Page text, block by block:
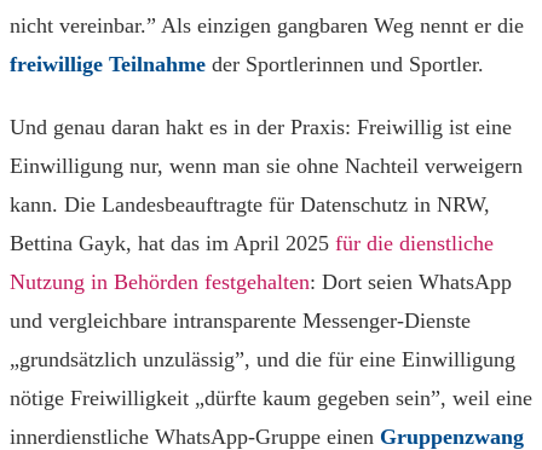
nicht vereinbar.” Als einzigen gangbaren Weg nennt er die
freiwillige Teilnahme der Sportlerinnen und Sportler.
Und genau daran hakt es in der Praxis: Freiwillig ist eine
Einwilligung nur, wenn man sie ohne Nachteil verweigern
kann. Die Landesbeauftragte für Datenschutz in NRW,
Bettina Gayk, hat das im April 2025 für die dienstliche
Nutzung in Behörden festgehalten: Dort seien WhatsApp
und vergleichbare intransparente Messenger-Dienste
„grundsätzlich unzulässig”, und die für eine Einwilligung
nötige Freiwilligkeit „dürfte kaum gegeben sein”, weil eine
innerdienstliche WhatsApp-Gruppe einen Gruppenzwang